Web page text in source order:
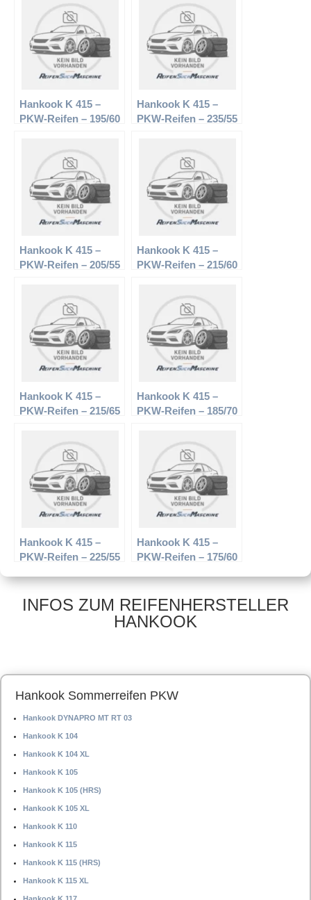
Hankook K 415 –
PKW-Reifen – 195/60
Hankook K 415 –
PKW-Reifen – 235/55
Hankook K 415 –
PKW-Reifen – 205/55
Hankook K 415 –
PKW-Reifen – 215/60
Hankook K 415 –
PKW-Reifen – 215/65
Hankook K 415 –
PKW-Reifen – 185/70
Hankook K 415 –
PKW-Reifen – 225/55
Sommerreifen
Hankook K 415 –
PKW-Reifen – 175/60
Sommerreifen
INFOS ZUM REIFENHERSTELLER
HANKOOK
Hankook Sommerreifen PKW
Hankook DYNAPRO MT RT 03
Hankook K 104
Hankook K 104 XL
Hankook K 105
Hankook K 105 (HRS)
Hankook K 105 XL
Hankook K 110
Hankook K 115
Hankook K 115 (HRS)
Hankook K 115 XL